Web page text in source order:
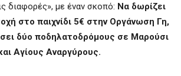
διαφορές», με έναν σκοπό: Να δωρίζει
στο παιχνίδι 5€ στην Οργάνωση Γη,
δύο ποδηλατοδρόμους σε Μαρούσι
Αγίους Αναργύρους.